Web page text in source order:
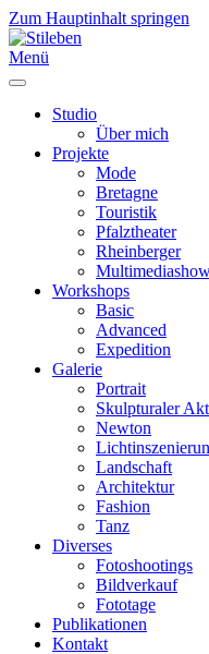
Zum Hauptinhalt springen
Menü
Studio
Über mich
Projekte
Mode
Bretagne
Touristik
Pfalztheater
Rheinberger
Workshops
Basic
Advanced
Expedition
Galerie
Portrait
Skulpturaler Akt
Newton
Landschaft
Architektur
Fashion
Tanz
Diverses
Fotoshootings
Bildverkauf
Fototage
Publikationen
Kontakt